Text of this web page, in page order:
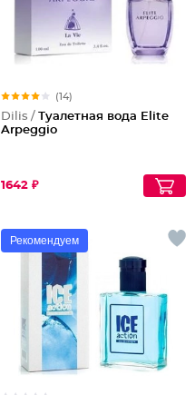
(14)
Dilis / Туалетная вода Elite
Arpeggio
1642 ₽
Рекомендуем